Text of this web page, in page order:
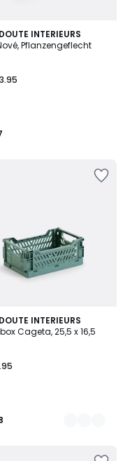
INTERIEURS
Pflanzengeflecht
INTERIEURS
Cageta, 25,5 x 16,5